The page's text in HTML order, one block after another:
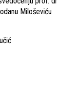
Miloševiću